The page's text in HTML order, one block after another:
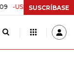
0,24 -0,32%
SUSCRÍBASE